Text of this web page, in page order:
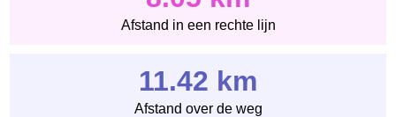
Afstand in een rechte lijn
11.42 km
Afstand over de weg